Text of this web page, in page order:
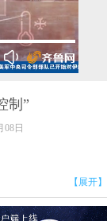
制”
月08日
【展开】